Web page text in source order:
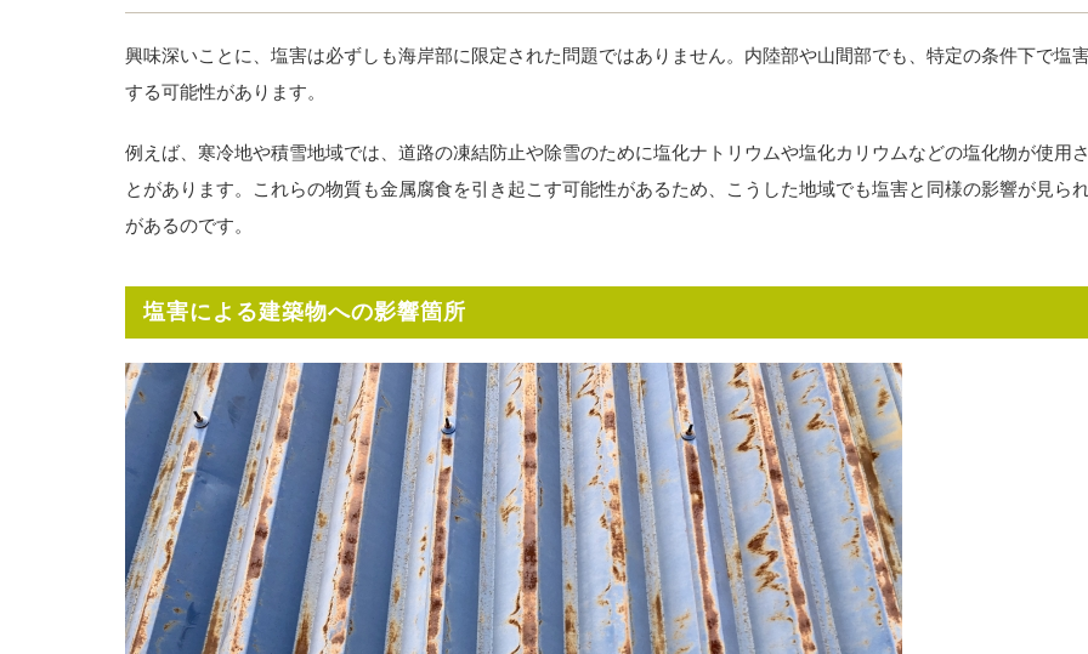
興味深いことに、塩害は必ずしも海岸部に限定された問題ではありません。内陸部や山間部でも、特定の条件下で塩
する可能性があります。
例えば、寒冷地や積雪地域では、道路の凍結防止や除雪のために塩化ナトリウムや塩化カリウムなどの塩化物が使用
とがあります。これらの物質も金属腐食を引き起こす可能性があるため、こうした地域でも塩害と同様の影響が見ら
があるのです。
塩害による建築物への影響箇所